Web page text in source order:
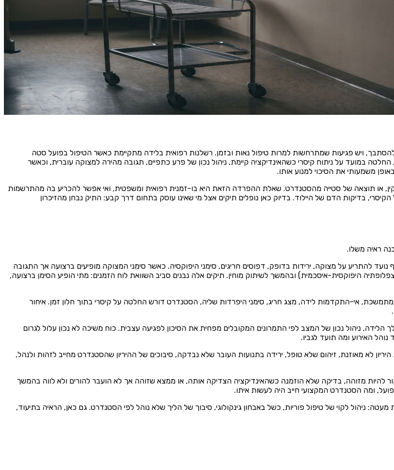
ניתוח קיסרי שבושש להגיע, כתף שנתקעה, החייאה בחדר הלידה, והיום, חודשים או שנים אחר כך, אתם עומדים מול
"לידה היא דבר בלתי צפוי." ייתכן. אבל השאלה אם מה שקרה היה באמת בלתי צפוי, או שהיה צריך להיות מזוהה ומטופל בזמן,
השאלה מתחילה עוד קודם, בהיריון עצמו: סקירה שלא זיהתה את מה שהייתה אמורה לזהות, מעקב שהחמיץ סימן שהתבטא
הקשים והרגישים ביותר בתחום הרשלנות הרפואית, וגם מאלה שבהם הפער בין בחינה מקצועית רצינית לבין דחייה
כשקמה עילה, כולל סיעוד, שיקום, טיפולים והוצאות עתידיות לאורך שנים. עו"ד סאמי אבו ורדה עוסק בתיקי רשלנות
כלל מועד הגילוי בנזקים שמתגלים מאוחר, התעצבו בפסיקה הישראלית לאורך אותה תקופה. הצוות שלנו עובד בשיתוף רשת
להעמיד חוות דעת שמחזיקה בבית המשפט מול ההגנה של בית החולים וחברת הביטוח שלו.
ויש פגיעות שמתרחשות למרות טיפול נאות ובזמן. רשלנות רפואית בלידה מתקיימת כאשר הטיפול בפועל סטה
במועד על ניתוח קיסרי כשהאינדיקציה קיימת, ניהול נכון של פרע כתפיים, תגובה מהירה למצוקה עוברית, וכאשר
משמעותי את הסיכוי למנוע אותו.
או תוצאה של סטייה מהסטנדרט. שאלת ההפרדה הזאת היא בו-זמנית רפואית ומשפטית, ואי אפשר להכריע בה מהתרשמות
בדיקות הדם של היילוד. בדיוק כאן נופלים תיקים אצל מי שאינו עוסק בתחום דרך קבע: התיק נבחן מהזיכרון
ראיה משלו.
נועד להתריע על מצוקה, ירידות בדופק, דפוסים חריגים, סימני היפוקסיה. כאשר סימני המצוקה מופיעים ברצועה אך התגובה
היפוקסית-איסכמית) ובהמשך לשיתוק מוחין. תיקים אלה נבנים סביב השוואת לוח הזמנים: מתי הופיע הסימן ברצועה,
מתמשכת, אי-התקדמות לידה, מצג חריג, סימני היפרדות שליה, הסטנדרט דורש החלטה על קיסרי בתוך חלון זמן. איחור
ניהול נכון של המצב לפי התמרונים המקובלים מפחית את הסיכון לפגיעה עצבית. כוח משיכה לא נכון עלול לגרום
האירוע ומה תועד לגביו.
לא מאוזנת, זיהום שלא טופל, ירידה בתנועות העובר שלא נבדקה, סיבוכים של ההיריון שהסטנדרט מחייב לזהות ולנהל,
מזוהה, בדיקה שלא הוזמנה כשהאינדיקציה הצדיקה אותה, או ממצא שזוהה אך לא הועבר להורים ולא לווה בהמשך
ומה הסטנדרט המקצועי חייב היה לעשות איתו.
ניהול לקוי של טיפול פוריות, כשל באבחון גינקולוגי, סיבוך של הליך שלא נוהל לפי הסטנדרט. גם כאן, הראיה בתיעוד,